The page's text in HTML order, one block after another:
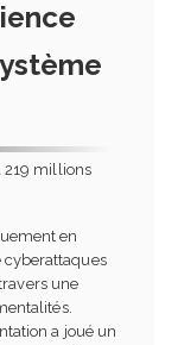
219 millions
en
cyberattaques
une
a joué un